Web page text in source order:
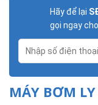
Hãy để lại
gọi ngay
MÁY BƠM